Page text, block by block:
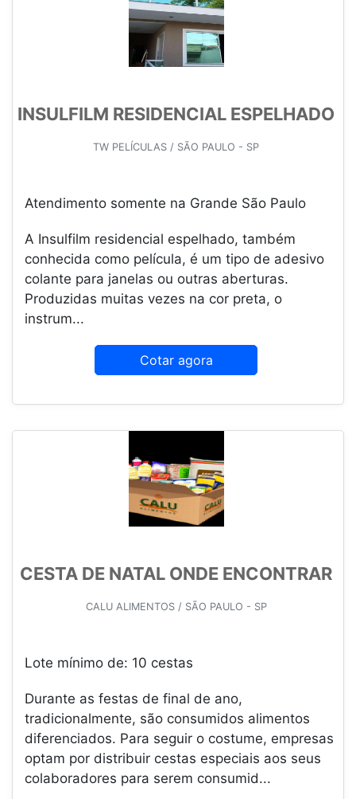
INSULFILM RESIDENCIAL ESPELHADO
TW PELÍCULAS / SÃO PAULO - SP
Atendimento somente na Grande São Paulo
A Insulfilm residencial espelhado, também
conhecida como película, é um tipo de adesivo
colante para janelas ou outras aberturas.
Produzidas muitas vezes na cor preta, o
instrum...
Cotar agora
CESTA DE NATAL ONDE ENCONTRAR
CALU ALIMENTOS / SÃO PAULO - SP
Lote mínimo de: 10 cestas
Durante as festas de final de ano,
tradicionalmente, são consumidos alimentos
diferenciados. Para seguir o costume, empresas
optam por distribuir cestas especiais aos seus
colaboradores para serem consumid...